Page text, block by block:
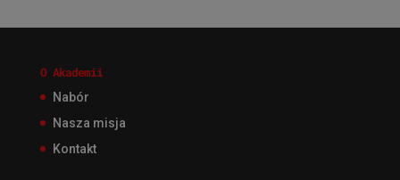
O Akademii
Nabór
Nasza misja
Kontakt